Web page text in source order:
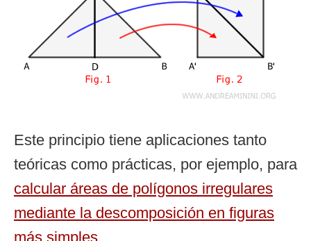
Este principio tiene aplicaciones tanto
teóricas como prácticas, por ejemplo, para
calcular áreas de polígonos irregulares
mediante la descomposición en figuras
más simples.